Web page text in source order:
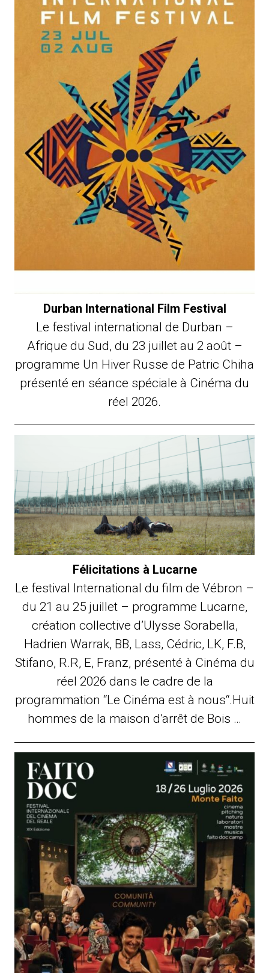
Durban International Film Festival
Le festival international de Durban –
Afrique du Sud, du 23 juillet au 2 août –
programme Un Hiver Russe de Patric Chiha
présenté en séance spéciale à Cinéma du
réel 2026.
Félicitations à Lucarne
Le festival International du film de Vébron –
du 21 au 25 juillet – programme Lucarne,
création collective d’Ulysse Sorabella,
Hadrien Warrak, BB, Lass, Cédric, LK, F.B,
Stifano, R.R, E, Franz, présenté à Cinéma du
réel 2026 dans le cadre de la
programmation “Le Cinéma est à nous“.Huit
hommes de la maison d’arrêt de Bois …